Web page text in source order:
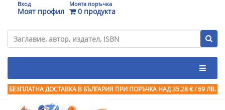
Вход
Моят профил
Моята поръчка
0 продукта
БЕЗПЛАТНА ДОСТАВКА В БЪЛГАРИЯ ПРИ ПОРЪЧКА НАД 35.28 € / 69 ЛВ.